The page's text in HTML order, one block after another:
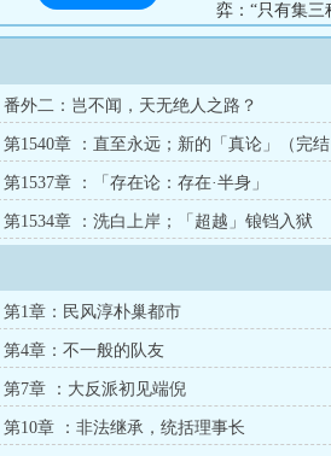
弈：“只有集
星五大副本吗
者！禁锢亚空
天灾？‘社恐’
番外二：岂不闻，天无绝人之路？
第1540章 ：直至永远；新的「真论」（完结
第1537章 ：「存在论：存在·半身」
第1534章 ：洗白上岸；「超越」锒铛入狱
第1章：民风淳朴巢都市
第4章：不一般的队友
第7章 ：大反派初见端倪
第10章 ：非法继承，统括理事长